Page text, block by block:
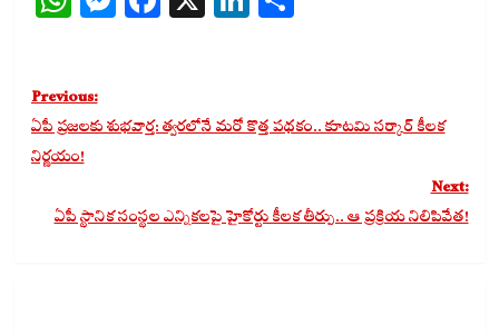
Post
navigation
Previous:
ఏపీ ప్రజలకు శుభవార్త: త్వరలోనే మరో కొత్త పథకం.. కూటమి సర్కార్ కీలక
నిర్ణయం!
Next:
ఏపీ స్థానిక సంస్థల ఎన్నికలపై హైకోర్టు కీలక తీర్పు.. ఆ ప్రక్రియ నిలిపివేత!